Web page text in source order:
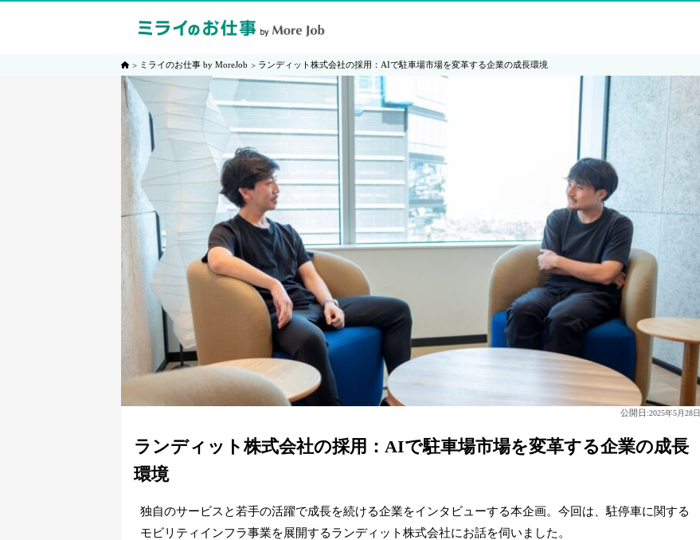
ミライのお仕事 by MoreJob ランディット株式会社の採用：AIで駐車場市場を変革する企業の成長環境
公開日:2025年5月28日
ランディット株式会社の採用：AIで駐車場市場を変革する企業の成長
環境
独自のサービスと若手の活躍で成長を続ける企業をインタビューする本企画。今回は、駐停車に関する
モビリティインフラ事業を展開するランディット株式会社にお話を伺いました。